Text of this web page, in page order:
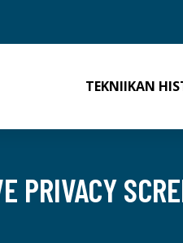
TEKNIIKAN
PRIVACY